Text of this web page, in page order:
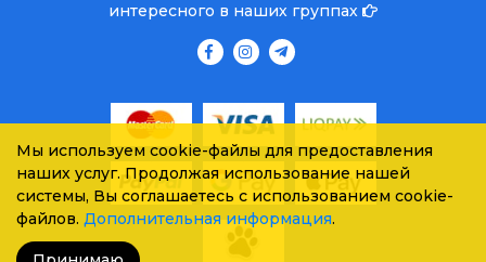
интересного в наших группах
Мы используем cookie-файлы для предоставления
наших услуг. Продолжая использование нашей
системы, Вы соглашаетесь с использованием cookie-
файлов. Дополнительная информация.